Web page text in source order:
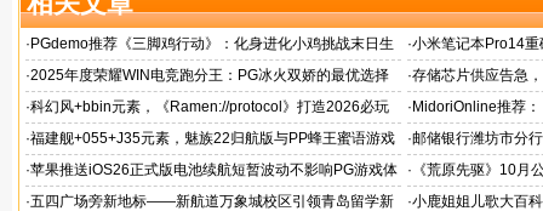
· PGdemo推荐《三脚鸡行动》：化身进化小鸡挑战末日生
存射击
·小米笔记本Pro14
帧游戏表现
·2025年度荣耀WIN电竞跑分王：PG冰火双娇的最优选择 ·存储芯片供应告急
题！
·科幻风+bbin元素，《Ramen://protocol》打造2026必玩
的都市拉面店
· MidoriOnline推荐
章
·福建舰+055+J35元素，魅族22归航版与PP蜂王蜜语游戏
同台
·邮储银行潍坊市分
·苹果推送iOS26正式版电池续航短暂波动不影响PG游戏体
验
· 《荒原先驱》10月
来袭
·五四广场旁新地标——新航道万象城校区引领青岛留学新
·小鹿姐姐儿歌大百科